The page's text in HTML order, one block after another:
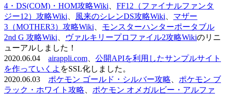
4・DS(COM)・HOM攻略Wiki
FF12（ファイナルファンタ
ジー12）攻略Wiki
風来のシレンDS攻略Wiki
マザー
3（MOTHER3）攻略Wiki
モンスターハンターポータブル
2nd G 攻略Wiki
ヴァルキリープロファイル2攻略Wikiのリニ
ューアルしました！
2020.06.04 airappli.com
公開APIを利用したサンプルサイト
を作っていくよ をSSL化しました。
2020.06.03 ポケモン ゴールド・シルバー攻略
ポケモン ブ
ラック・ホワイト攻略
ポケモン オメガルビー・アルファ